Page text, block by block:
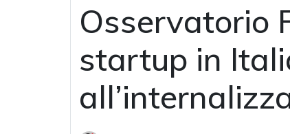
Osservatorio
startup in